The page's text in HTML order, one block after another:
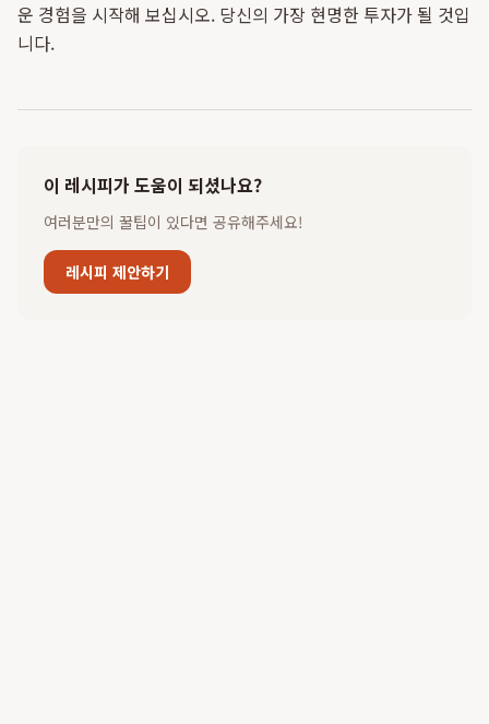
운 경험을 시작해 보십시오. 당신의 가장 현명한 투자가 될 것입
니다.
이 레시피가 도움이 되셨나요?
여러분만의 꿀팁이 있다면 공유해주세요!
레시피 제안하기